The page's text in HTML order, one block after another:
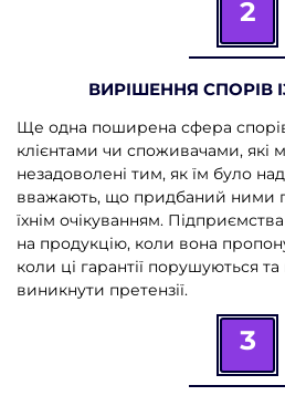
2
ВИРІШЕННЯ СПОРІВ
Ще одна поширена сфера
клієнтами чи споживачами, які
незадоволені тим, як їм було
вважають, що придбаний ними
їхнім очікуванням.
на продукцію, коли вона
коли ці гарантії порушуються
виникнути претензії.
3